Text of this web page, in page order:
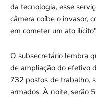
da tecnologia, esse
câmera coíbe o invasor,
em cometer um ato
O subsecretário lembra
de ampliação do efetivo
732 postos de trabalho,
armados. À noite, serão